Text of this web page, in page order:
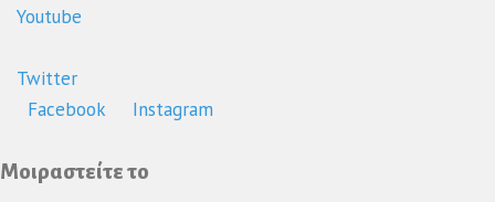
Youtube
Twitter
Facebook
Instagram
Μοιραστείτε το